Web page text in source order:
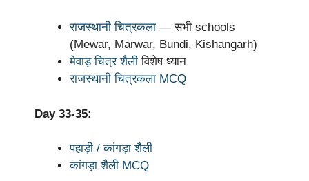
राजस्थानी चित्रकला — सभी schools
(Mewar, Marwar, Bundi, Kishangarh)
मेवाड़ चित्र शैली विशेष ध्यान
राजस्थानी चित्रकला MCQ
Day 33-35:
पहाड़ी / कांगड़ा शैली
कांगड़ा शैली MCQ